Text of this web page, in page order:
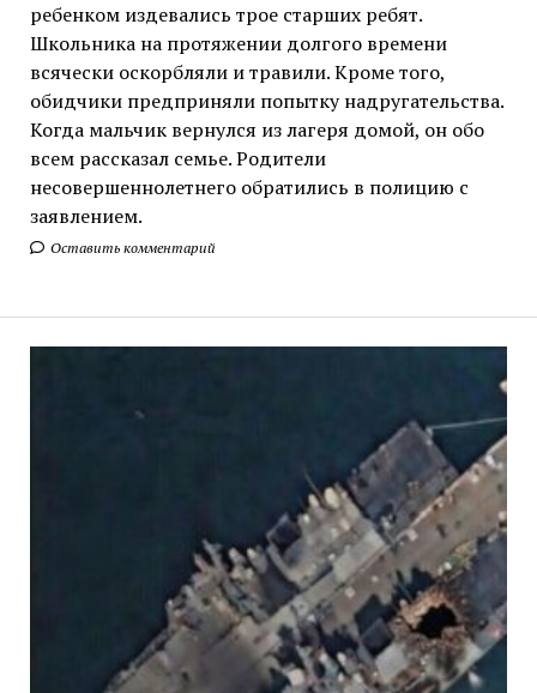
ребенком издевались трое старших ребят.
Школьника на протяжении долгого времени
всячески оскорбляли и травили. Кроме того,
обидчики предприняли попытку надругательства.
Когда мальчик вернулся из лагеря домой, он обо
всем рассказал семье. Родители
несовершеннолетнего обратились в полицию с
заявлением.
Оставить комментарий